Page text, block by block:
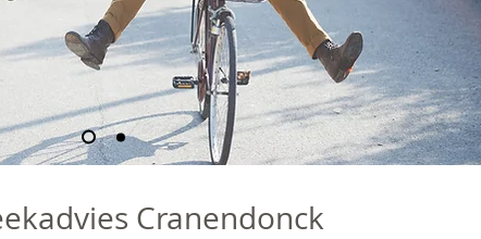
Cranendonck